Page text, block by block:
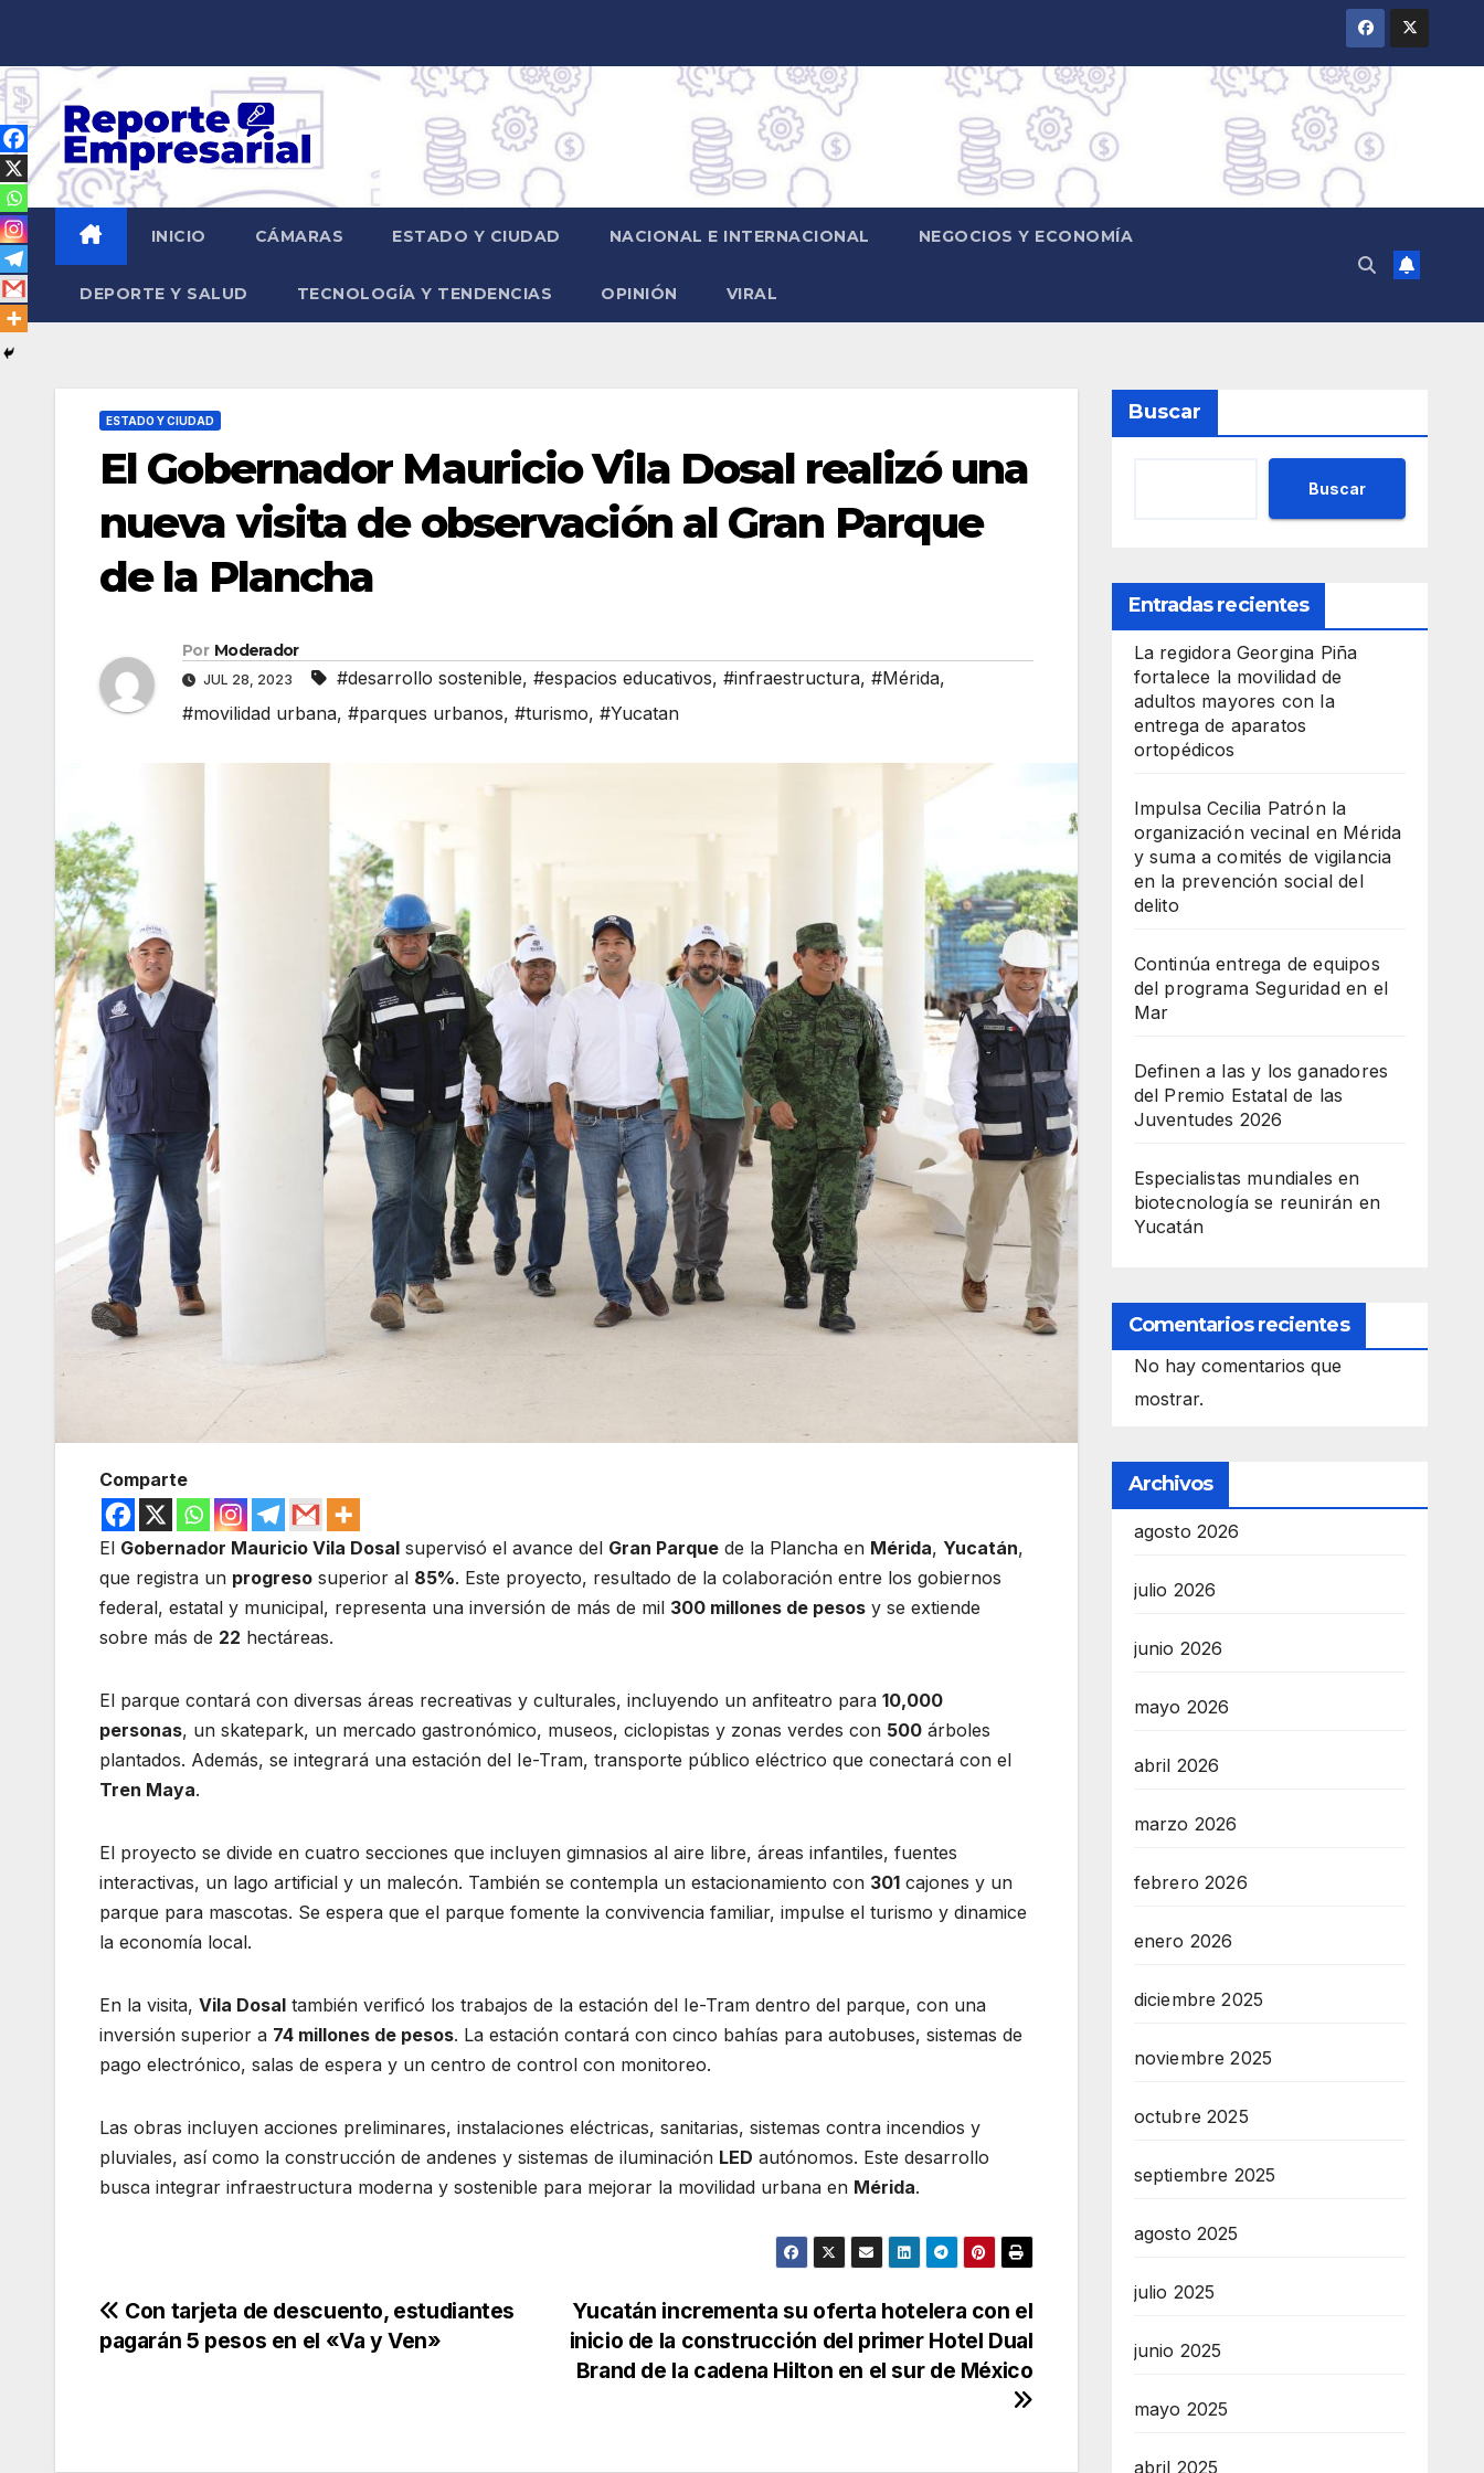
contenido
INICIO CÁMARAS ESTADO Y CIUDAD NACIONAL E INTERNACIONAL NEGOCIOS Y ECONOMÍA
DEPORTE Y SALUD TECNOLOGÍA Y TENDENCIAS OPINIÓN VIRAL
ESTADO Y CIUDAD
El Gobernador Mauricio Vila Dosal realizó una
nueva visita de observación al Gran Parque
de la Plancha
Por Moderador
JUL 28, 2023 #desarrollo sostenible, #espacios educativos, #infraestructura, #Mérida,
#movilidad urbana, #parques urbanos, #turismo, #Yucatan
Comparte
El Gobernador Mauricio Vila Dosal supervisó el avance del Gran Parque de la Plancha en Mérida, Yucatán,
que registra un progreso superior al 85%. Este proyecto, resultado de la colaboración entre los gobiernos
federal, estatal y municipal, representa una inversión de más de mil 300 millones de pesos y se extiende
sobre más de 22 hectáreas.
El parque contará con diversas áreas recreativas y culturales, incluyendo un anfiteatro para 10,000
personas, un skatepark, un mercado gastronómico, museos, ciclopistas y zonas verdes con 500 árboles
plantados. Además, se integrará una estación del Ie-Tram, transporte público eléctrico que conectará con el
Tren Maya.
El proyecto se divide en cuatro secciones que incluyen gimnasios al aire libre, áreas infantiles, fuentes
interactivas, un lago artificial y un malecón. También se contempla un estacionamiento con 301 cajones y un
parque para mascotas. Se espera que el parque fomente la convivencia familiar, impulse el turismo y dinamice
la economía local.
En la visita, Vila Dosal también verificó los trabajos de la estación del Ie-Tram dentro del parque, con una
inversión superior a 74 millones de pesos. La estación contará con cinco bahías para autobuses, sistemas de
pago electrónico, salas de espera y un centro de control con monitoreo.
Las obras incluyen acciones preliminares, instalaciones eléctricas, sanitarias, sistemas contra incendios y
pluviales, así como la construcción de andenes y sistemas de iluminación LED autónomos. Este desarrollo
busca integrar infraestructura moderna y sostenible para mejorar la movilidad urbana en Mérida.
Navegación
de
Yucatán incrementa su oferta hotelera con el
inicio de la construcción del primer Hotel Dual
Brand de la cadena Hilton en el sur de México
Con tarjeta de descuento, estudiantes
pagarán 5 pesos en el «Va y Ven»
Buscar
Buscar
Entradas recientes
La regidora Georgina Piña
fortalece la movilidad de
adultos mayores con la
entrega de aparatos
ortopédicos
Impulsa Cecilia Patrón la
organización vecinal en Mérida
y suma a comités de vigilancia
en la prevención social del
delito
Continúa entrega de equipos
del programa Seguridad en el
Mar
Definen a las y los ganadores
del Premio Estatal de las
Juventudes 2026
Especialistas mundiales en
biotecnología se reunirán en
Yucatán
Comentarios recientes
No hay comentarios que
mostrar.
Archivos
agosto 2026
julio 2026
junio 2026
mayo 2026
abril 2026
marzo 2026
febrero 2026
enero 2026
diciembre 2025
noviembre 2025
octubre 2025
septiembre 2025
agosto 2025
julio 2025
junio 2025
mayo 2025
abril 2025